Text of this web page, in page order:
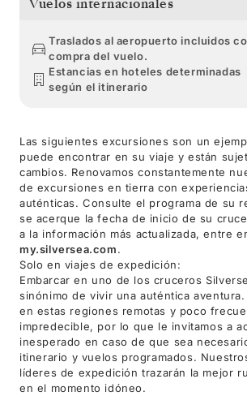
Vuelos internacionales
Traslados al aeropuerto incluidos
compra del vuelo.
Estancias en hoteles determinadas
según el itinerario
Las siguientes excursiones son un
puede encontrar en su viaje y están
cambios. Renovamos constantemente
de excursiones en tierra con
auténticas. Consulte el programa de su
se acerque la fecha de inicio de su
a la información más actualizada, entre
my.silversea.com.
Solo en viajes de expedición:
Embarcar en uno de los cruceros
sinónimo de vivir una auténtica
en estas regiones remotas y poco
impredecible, por lo que le invitamos a
inesperado en caso de que sea
itinerario y vuelos programados.
líderes de expedición trazarán la mejor
en el momento idóneo.